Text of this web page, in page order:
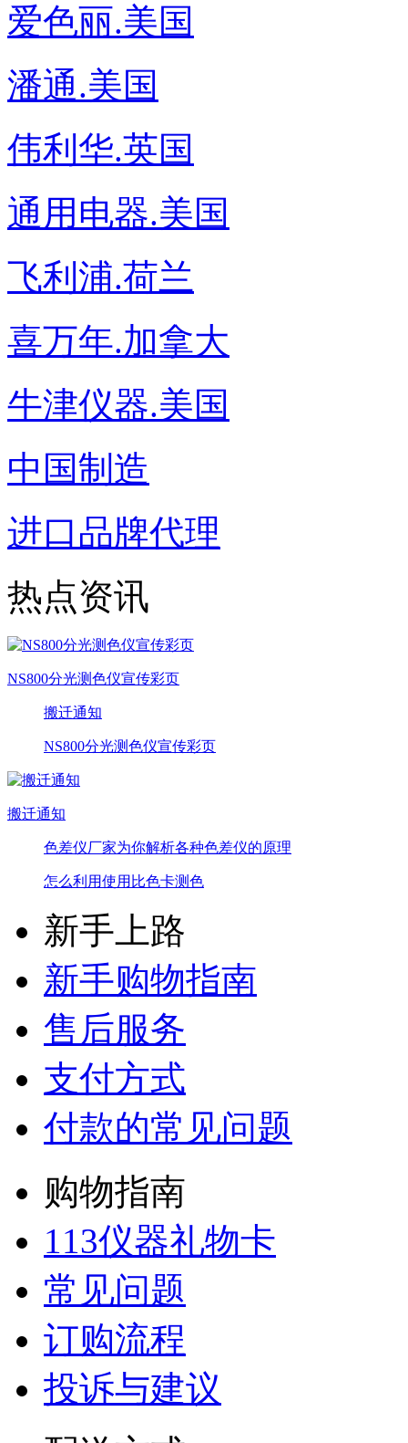
爱色丽.美国
潘通.美国
伟利华.英国
通用电器.美国
飞利浦.荷兰
喜万年.加拿大
牛津仪器.美国
中国制造
进口品牌代理
热点资讯
NS800分光测色仪宣传彩页
搬迁通知
NS800分光测色仪宣传彩页
搬迁通知
色差仪厂家为你解析各种色差仪的原理
怎么利用使用比色卡测色
新手上路
新手购物指南
售后服务
支付方式
付款的常见问题
购物指南
113仪器礼物卡
常见问题
订购流程
投诉与建议